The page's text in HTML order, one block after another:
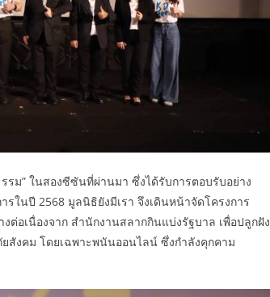
รม” ในสองซีซันที่ผ่านมา ซึ่งได้รับการตอบรับอย่าง
ในปี 2568 มูลนิธิยังมีเรา จึงเดินหน้าจัดโครงการ
อเนื่องจาก สำนักงานสลากกินแบ่งรัฐบาล เพื่อปลูกฝัง
สังคม โดยเฉพาะพนันออนไลน์ ซึ่งกำลังคุกคาม